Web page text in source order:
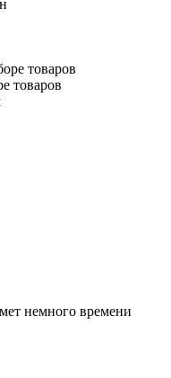
товаров
немного времени